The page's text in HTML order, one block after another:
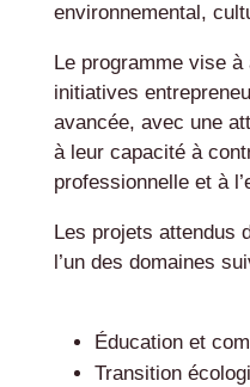
environnemental,
Le programme vise
initiatives
avancée, avec une
à leur capacité à
professionnelle et à
Les projets attendus
l’un des domaines
Éducation et
Transition